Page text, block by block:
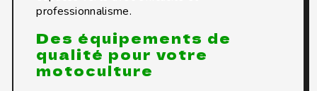
professionnalisme.
Des équipements de
qualité pour votre
motoculture